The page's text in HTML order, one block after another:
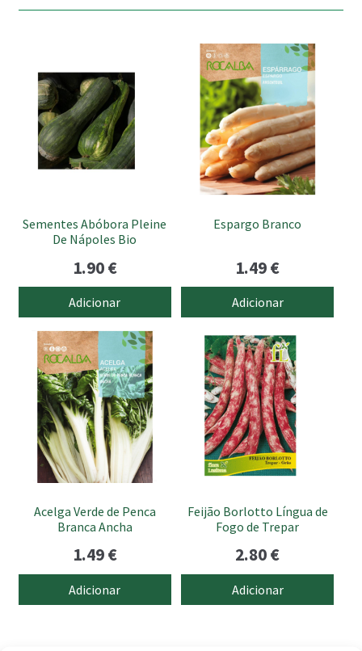
Sementes Abóbora Pleine
De Nápoles Bio
1.90€
Adicionar
Espargo Branco
1.49€
Adicionar
Acelga Verde de Penca
Branca Ancha
1.49€
Adicionar
Feijão Borlotto Língua de
Fogo de Trepar
2.80€
Adicionar